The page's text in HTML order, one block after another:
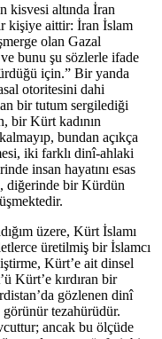
kisvesi altında İran
kişiye aittir: İran İslam
olan Gazal
bunu şu sözlerle ifade
için.” Bir yanda
otoritesini dahi
bir tutum sergilediği
bir Kürt kadının
bundan açıkça
iki farklı dinî-ahlaki
insan hayatını esas
diğerinde bir Kürdün
üzere, Kürt İslamı
üretilmiş bir İslamcı
Kürt’e ait dinsel
Kürt’e kırdıran bir
gözlenen dinî
tezahürüdür.
ancak bu ölçüde